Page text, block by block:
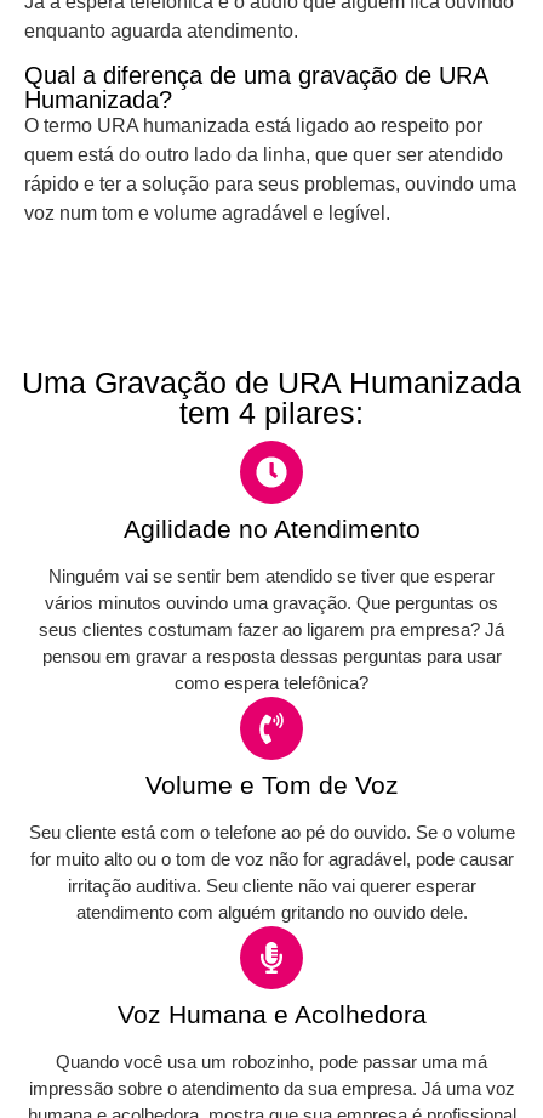
enquanto aguarda atendimento.
Qual a diferença de uma gravação de URA
Humanizada?
O termo URA humanizada está ligado ao respeito por
quem está do outro lado da linha, que quer ser atendido
rápido e ter a solução para seus problemas, ouvindo uma
voz num tom e volume agradável e legível.
Uma Gravação de URA Humanizada
tem 4 pilares:
Agilidade no Atendimento
Ninguém vai se sentir bem atendido se tiver que esperar
vários minutos ouvindo uma gravação. Que perguntas os
seus clientes costumam fazer ao ligarem pra empresa? Já
pensou em gravar a resposta dessas perguntas para usar
como espera telefônica?
Volume e Tom de Voz
Seu cliente está com o telefone ao pé do ouvido. Se o volume
for muito alto ou o tom de voz não for agradável, pode causar
irritação auditiva. Seu cliente não vai querer esperar
atendimento com alguém gritando no ouvido dele.
Voz Humana e Acolhedora
Quando você usa um robozinho, pode passar uma má
impressão sobre o atendimento da sua empresa. Já uma voz